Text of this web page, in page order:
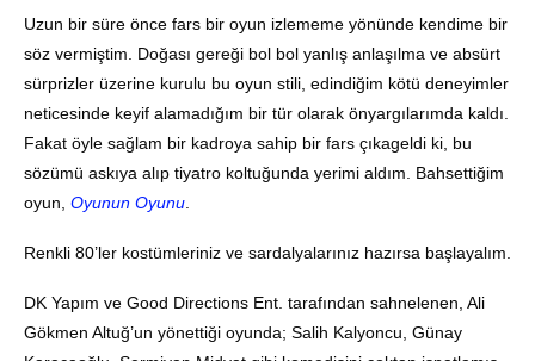
Uzun bir süre önce fars bir oyun izlememe yönünde kendime bir
söz vermiştim. Doğası gereği bol bol yanlış anlaşılma ve absürt
sürprizler üzerine kurulu bu oyun stili, edindiğim kötü deneyimler
neticesinde keyif alamadığım bir tür olarak önyargılarımda kaldı.
Fakat öyle sağlam bir kadroya sahip bir fars çıkageldi ki, bu
sözümü askıya alıp tiyatro koltuğunda yerimi aldım. Bahsettiğim
oyun, Oyunun Oyunu
Renkli 80’ler kostümleriniz ve sardalyalarınız hazırsa başlayalım.
DK Yapım ve Good Directions Ent. tarafından sahnelenen, Ali
Gökmen Altuğ’un yönettiği oyunda; Salih Kalyoncu, Günay